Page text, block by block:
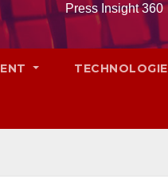
Press Insight 360
TECHNOLOGIE